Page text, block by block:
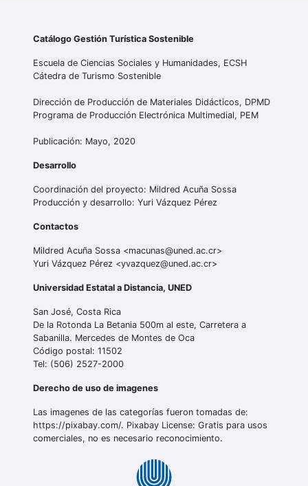
Catálogo Gestión Turística Sostenible
Escuela de Ciencias Sociales y Humanidades, ECSH
Cátedra de Turismo Sostenible
Dirección de Producción de Materiales Didácticos, DPMD
Programa de Producción Electrónica Multimedial, PEM
Publicación: Mayo, 2020
Desarrollo
Coordinación del proyecto: Mildred Acuña Sossa
Producción y desarrollo: Yuri Vázquez Pérez
Contactos
Mildred Acuña Sossa <macunas@uned.ac.cr>
Yuri Vázquez Pérez <yvazquez@uned.ac.cr>
Universidad Estatal a Distancia, UNED
San José, Costa Rica
De la Rotonda La Betania 500m al este, Carretera a
Sabanilla. Mercedes de Montes de Oca
Código postal: 11502
Tel: (506) 2527-2000
Derecho de uso de imagenes
Las imagenes de las categorías fueron tomadas de:
https://pixabay.com/. Pixabay License: Gratis para usos
comerciales, no es necesario reconocimiento.